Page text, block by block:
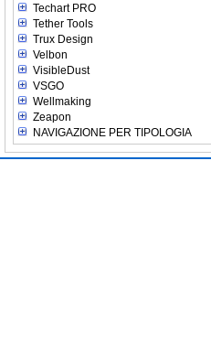
Techart PRO
Tether Tools
Trux Design
Velbon
VisibleDust
VSGO
Wellmaking
Zeapon
NAVIGAZIONE PER TIPOLOGIA